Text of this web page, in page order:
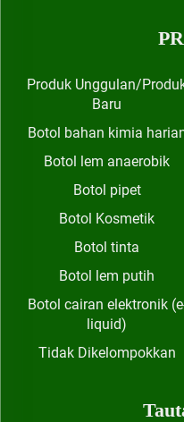
Produk Unggulan/
Baru
Botol bahan kimia
Botol lem anaerobik
Botol pipet
Botol Kosmetik
Botol tinta
Botol lem putih
Botol cairan elektronik
liquid)
Tidak Dikelompokkan